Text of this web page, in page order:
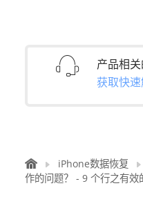
产品相关
获取快
iPhone数据恢复
作的问题？ - 9 个行之有效